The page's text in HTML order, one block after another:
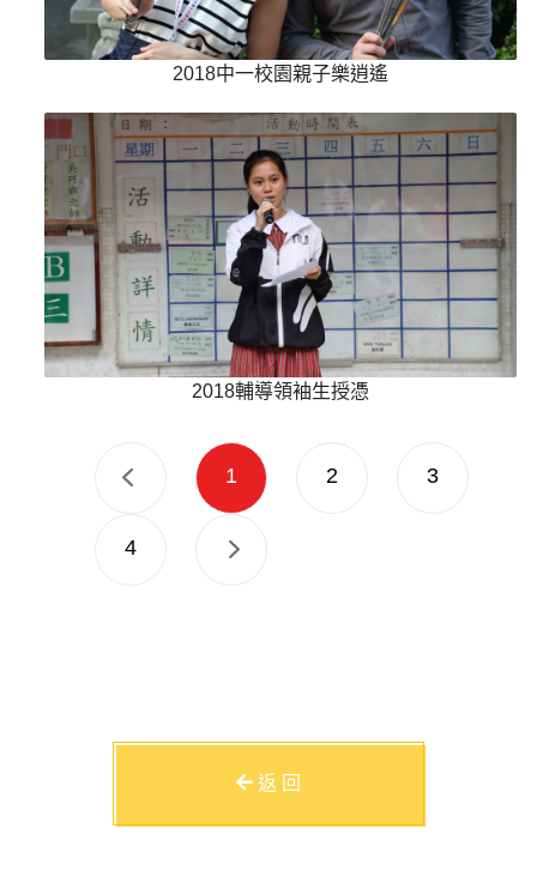
2018中一校園親子樂逍遙
2018輔導領袖生授憑
1 2 3
4
返 回